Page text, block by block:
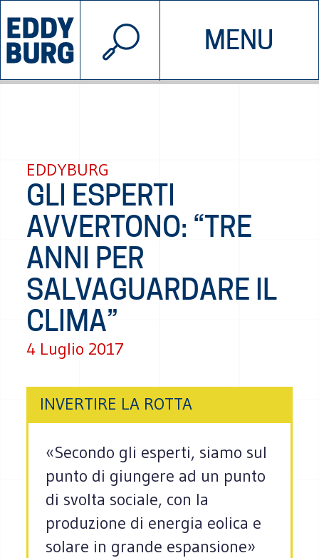
MENU
INIZIATIVE CHI SIAMO
© 2026 EDDYBURG
EDDYBURG
GLI ESPERTI
AVVERTONO: “TRE
ANNI PER
SALVAGUARDARE IL
CLIMA”
4 Luglio 2017
INVERTIRE LA ROTTA
«Secondo gli esperti, siamo sul
punto di giungere ad un punto
di svolta sociale, con la
produzione di energia eolica e
solare in grande espansione»